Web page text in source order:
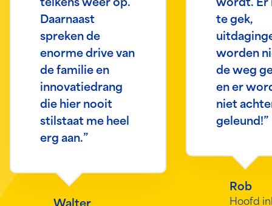
telkens weer op.
Daarnaast
spreken de
enorme drive van
de familie en
innovatiedrang
die hier nooit
stilstaat me heel
erg aan.”
wordt. Er
te gek,
worden
de weg
en er
niet
geleund!”
Rob
Hoofd